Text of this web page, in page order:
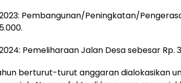
Pembangunan/Peningkatan/
Pemeliharaan Jalan Desa sebesar Rp.
berturut-turut anggaran dialokasikan